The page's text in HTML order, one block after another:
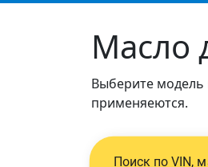
Масло
Выберите модель
применяеются.
Поиск по VIN,